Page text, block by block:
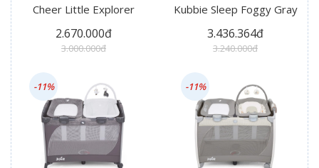
Cheer Little Explorer
2.670.000đ
3.000.000đ
Kubbie Sleep Foggy Gray
3.436.364đ
3.240.000đ
-11% -11%